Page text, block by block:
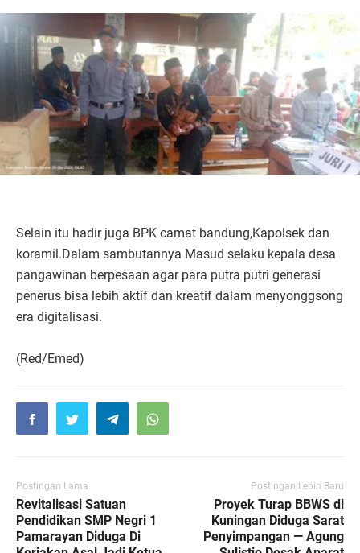
Selain itu hadir juga BPK camat bandung,Kapolsek dan
koramil.Dalam sambutannya Masud selaku kepala desa
pangawinan berpesaan agar para putra putri generasi
penerus bisa lebih aktif dan kreatif dalam menyonggsong
era digitalisasi.
(Red/Emed)
Postingan Lama
Revitalisasi Satuan
Pendidikan SMP Negri 1
Pamarayan Diduga Di
Postingan Lebih Baru
Proyek Turap BBWS di
Kuningan Diduga Sarat
Penyimpangan — Agung